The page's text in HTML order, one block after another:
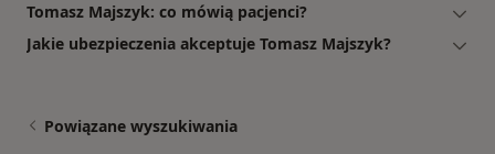
Tomasz Majszyk: co mówią pacjenci?
Jakie ubezpieczenia akceptuje Tomasz Majszyk?
Powiązane wyszukiwania